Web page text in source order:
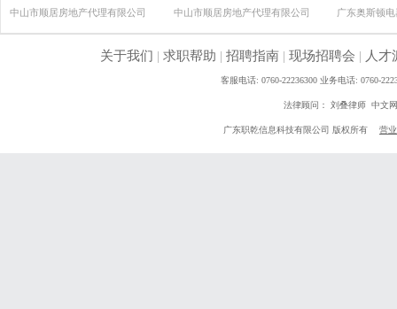
中山市顺居房地产代理有限公司 中山市顺居房地产代理有限公司 广东奥斯顿
关于我们 | 求职帮助 | 招聘指南| 现场招聘会 | 人才
客服电话: 0760-22236300 业务电话: 0760-
法律顾问： 刘叠律师 中文
广东职乾信息科技有限公司 版权所有 营